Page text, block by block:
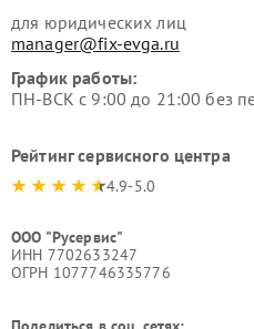
для юридических лиц
manager@fix-evga.ru
График работы:
ПН-ВСК с 9:00 до 21:00 без
Рейтинг сервисного центра
4.9-5.0
ООО "Русервис"
ИНН 7702633247
ОГРН 1077746335776